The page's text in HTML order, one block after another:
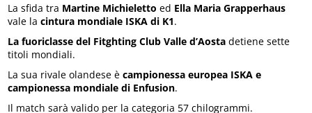
La sfida tra Martine Michieletto ed Ella Maria Grapperhaus
vale lacintura mondiale ISKA di K1.
La fuoriclasse del Fitghting Club Valle d’Aosta detiene sette
titoli mondiali.
La sua rivale olandese ècampionessa europea ISKA e
campionessa mondiale di Enfusion.
Il match sarà valido per la categoria 57 chilogrammi.